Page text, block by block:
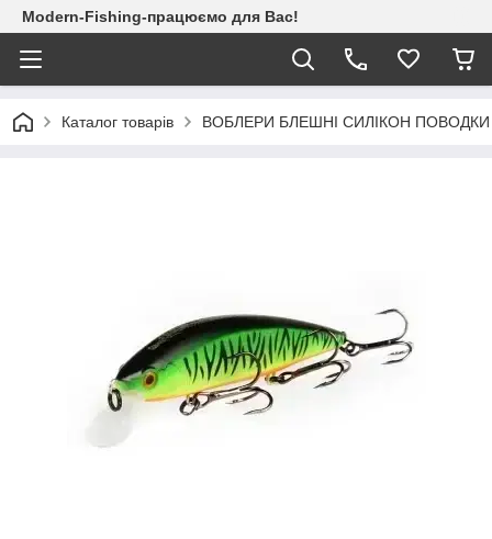
Modern-Fishing-працюємо для Вас!
Каталог товарів ВОБЛЕРИ БЛЕШНІ СИЛІКОН